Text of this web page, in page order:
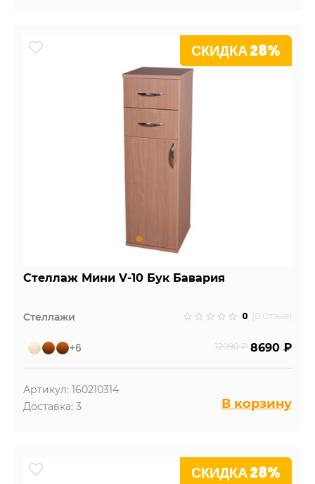
СКИДКА 28%
Стеллаж Мини V-10 Бук Бавария
Стеллажи 0 (0 Отзыв)
+6 12090 ₽ 8690 ₽
Артикул: 160210314
Доставка: 3
В корзину
СКИДКА 28%